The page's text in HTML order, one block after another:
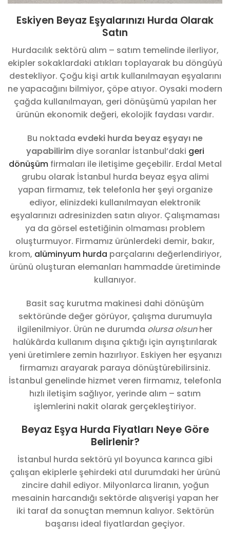
Eskiyen Beyaz Eşyalarınızı Hurda Olarak
Satın
Hurdacılık sektörü alım – satım temelinde ilerliyor,
ekipler sokaklardaki atıkları toplayarak bu döngüyü
destekliyor. Çoğu kişi artık kullanılmayan eşyalarını
ne yapacağını bilmiyor, çöpe atıyor. Oysaki modern
çağda kullanılmayan, geri dönüşümü yapılan her
ürünün ekonomik değeri, ekolojik faydası vardır.
Bu noktada evdeki hurda beyaz eşyayı ne
yapabilirimdiye soranlar İstanbul’daki geri
dönüşümfirmaları ile iletişime geçebilir. Erdal Metal
grubu olarak İstanbul hurda beyaz eşya alimi
yapan firmamız, tek telefonla her şeyi organize
ediyor, elinizdeki kullanılmayan elektronik
eşyalarınızı adresinizden satın alıyor. Çalışmaması
ya da görsel estetiğinin olmaması problem
oluşturmuyor. Firmamız ürünlerdeki demir, bakır,
krom, alüminyum hurda parçalarını değerlendiriyor,
ürünü oluşturan elemanları hammadde üretiminde
kullanıyor.
Basit saç kurutma makinesi dahi dönüşüm
sektöründe değer görüyor, çalışma durumuyla
ilgilenilmiyor. Ürün ne durumda olursa olsunher
halükârda kullanım dışına çıktığı için ayrıştırılarak
yeni üretimlere zemin hazırlıyor. Eskiyen her eşyanızı
firmamızı arayarak paraya dönüştürebilirsiniz.
İstanbul genelinde hizmet veren firmamız, telefonla
hızlı iletişim sağlıyor, yerinde alım – satım
işlemlerini nakit olarak gerçekleştiriyor.
Beyaz Eşya Hurda Fiyatları Neye Göre
Belirlenir?
İstanbul hurda sektörü yıl boyunca karınca gibi
çalışan ekiplerle şehirdeki atıl durumdaki her ürünü
zincire dahil ediyor. Milyonlarca liranın, yoğun
mesainin harcandığı sektörde alışverişi yapan her
iki taraf da sonuçtan memnun kalıyor. Sektörün
başarısı ideal fiyatlardan geçiyor.